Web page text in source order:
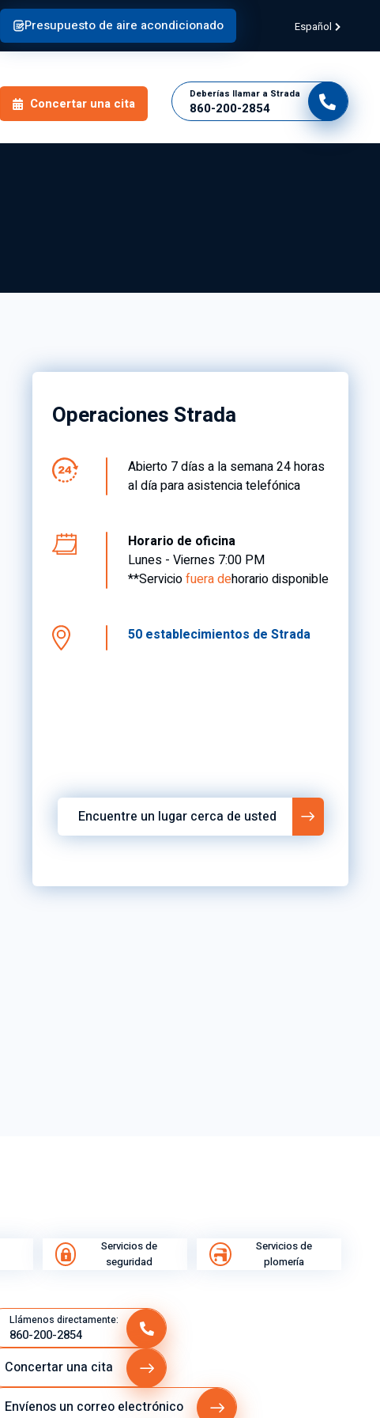
Presupuesto de aire acondicionado Español
Concertar cita
Concertar una cita
Deberías llamar a Strada
860-200-2854
Operaciones Strada
Abierto 7 días a la semana 24 horas
al día para asistencia telefónica
Horario de oficina
Lunes - Viernes 7:00 PM
**Serviciofuera dehorario disponible
50 establecimientos de Strada
Encuentre un lugar cerca de usted
Servicios de
seguridad
Servicios de
plomería
Llámenos directamente:
860-200-2854
Concertar una cita
Envíenos un correo electrónico